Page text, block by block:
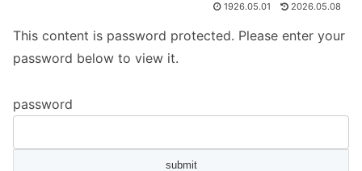
1926.05.01 2026.05.08
This content is password protected. Please enter your
password below to view it.
password